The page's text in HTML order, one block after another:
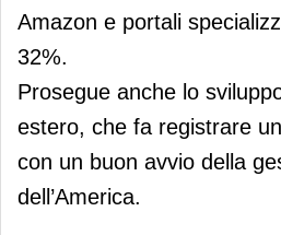
Amazon e portali
32%.
Prosegue anche lo
estero, che fa registrare
con un buon avvio della
dell’America.